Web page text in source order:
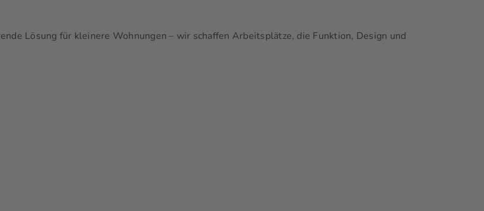
Lösung für kleinere Wohnungen – wir schaffen Arbeitsplätze, die Funktion, Design und